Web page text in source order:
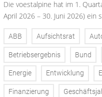
Die voestalpine hat im 1.
April 2026 – 30. Juni 2026) ein
ABB Aufsichtsrat
Betriebsergebnis Bund
Energie Entwicklung
Finanzierung